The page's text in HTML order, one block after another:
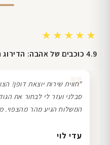
★★★★★
4.9 כוכבים של אהבה: הדירוג הממוצע מלקוחות מאושרים
שרון כהן
❞
סבלני ועזר לי לבחור את
המשלוח הגיע מהר מהצפוי.
עדי לוי
דנה גל
ליאת ויוסי מ.